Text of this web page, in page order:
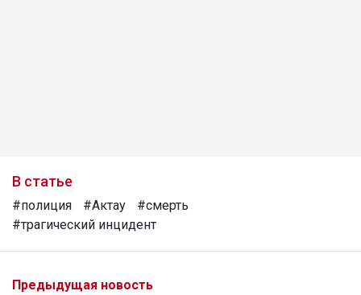
В статье
#полиция #Актау
#смерть
#трагический инцидент
Предыдущая новость